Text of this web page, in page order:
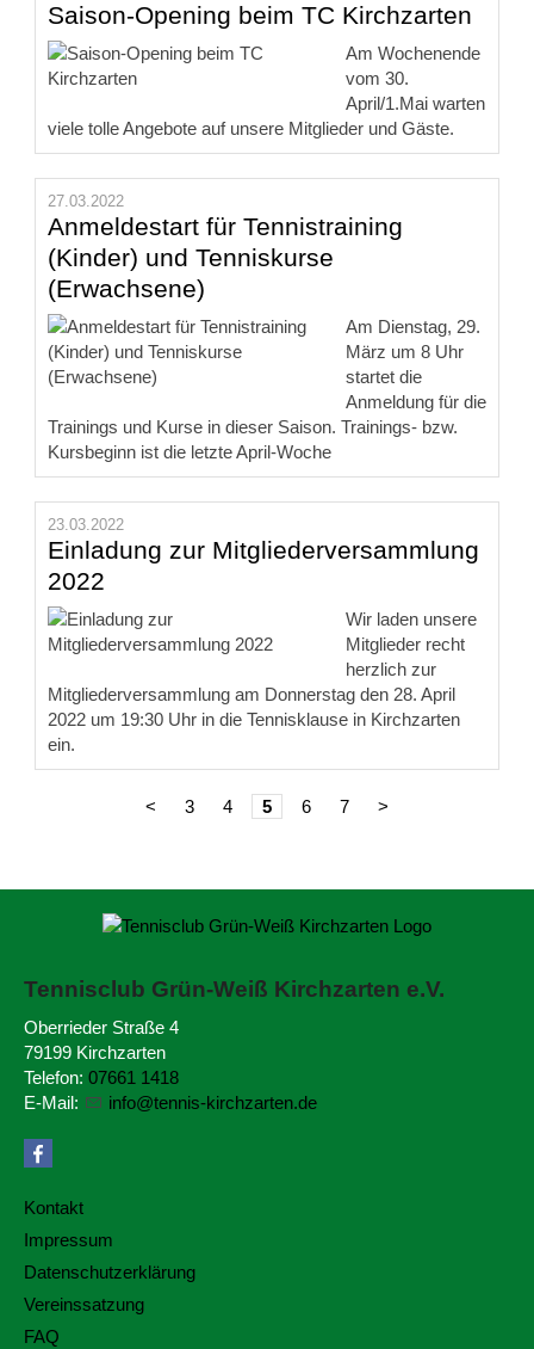
Saison-Opening beim TC Kirchzarten
Am Wochenende
vom 30.
April/1.Mai warten
viele tolle Angebote auf unsere Mitglieder und Gäste.
27.03.2022
Anmeldestart für Tennistraining
(Kinder) und Tenniskurse
(Erwachsene)
Am Dienstag, 29.
März um 8 Uhr
startet die
Anmeldung für die
Trainings und Kurse in dieser Saison. Trainings- bzw.
Kursbeginn ist die letzte April-Woche
23.03.2022
Einladung zur Mitgliederversammlung
2022
Wir laden unsere
Mitglieder recht
herzlich zur
Mitgliederversammlung am Donnerstag den 28. April
2022 um 19:30 Uhr in die Tennisklause in Kirchzarten
ein.
< 3 4 5 6 7 >
Tennisclub Grün-Weiß Kirchzarten e.V.
Oberrieder Straße 4
79199 Kirchzarten
Telefon: 07661 1418
E-Mail:
nf t nns-k rchz rt n d
Kontakt
Impressum
Datenschutzerklärung
Vereinssatzung
FAQ